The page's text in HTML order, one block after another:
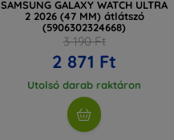
SAMSUNG GALAXY WATCH ULTRA
2 2026 (47 MM) átlátszó
(5906302324668)
3 190 Ft
2 871 Ft
Utolsó darab raktáron